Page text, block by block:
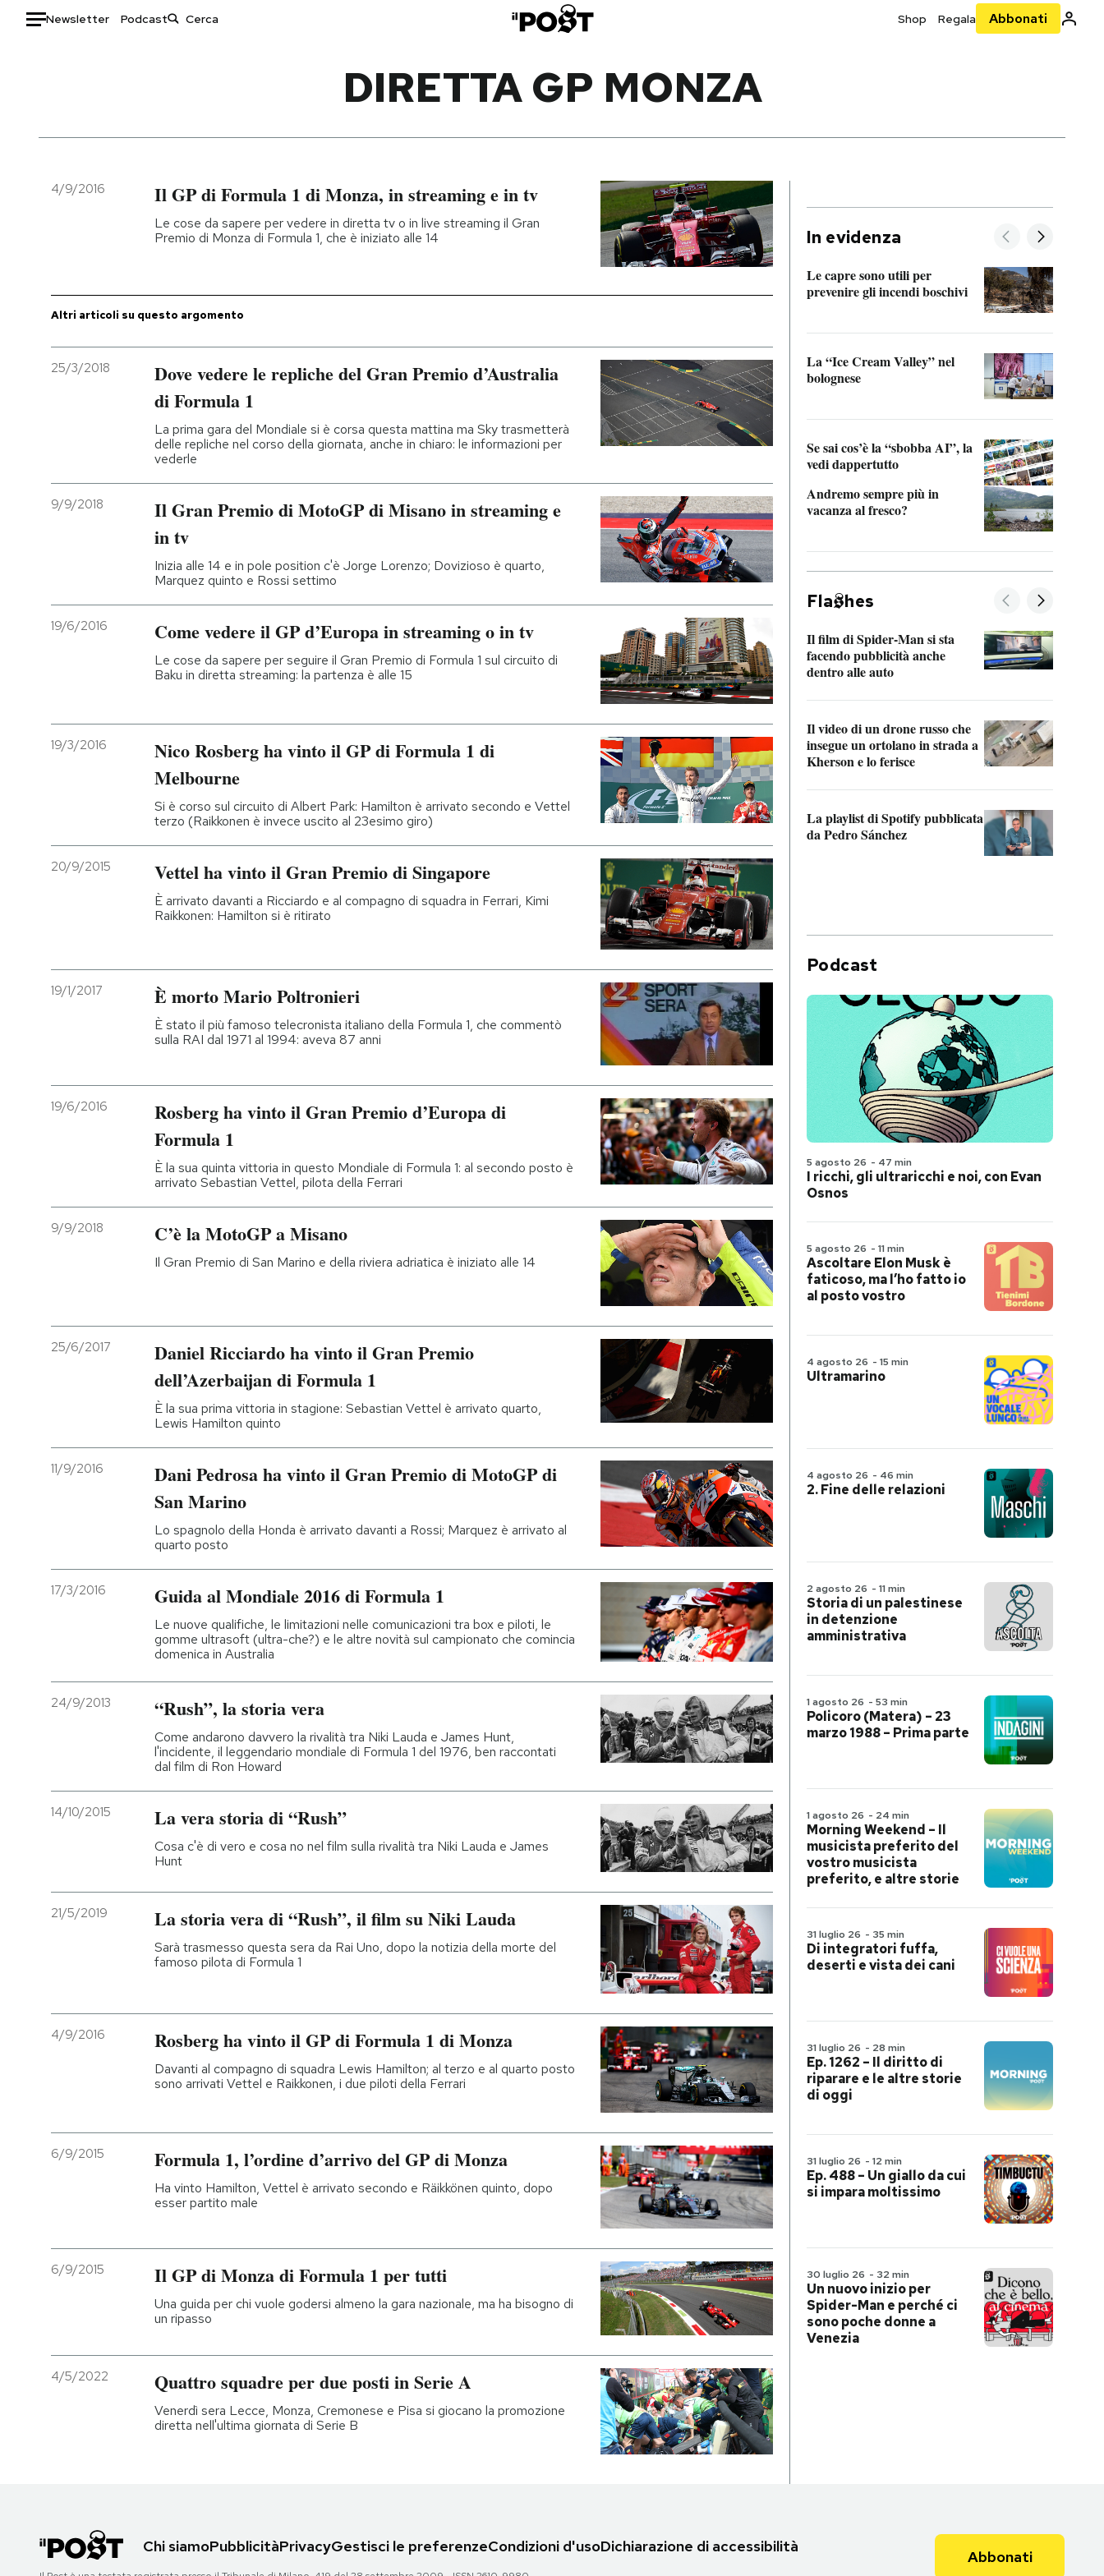
Newsletter Podcast Shop Regala Abbonati
Italia
Politica
Moda
Ok Boomer!
I MIEI PREFERITI
AREA PERSONALE
DIRETTA GP MONZA
4/9/2016 Il GP di Formula 1 di Monza, in streaming e in tv
Le cose da sapere per vedere in diretta tv o in live streaming il Gran
Premio di Monza di Formula 1, che è iniziato alle 14
Altri articoli su questo argomento
25/3/2018
Dove vedere le repliche del Gran Premio d’Australia
di Formula 1
La prima gara del Mondiale si è corsa questa mattina ma Sky trasmetterà
delle repliche nel corso della giornata, anche in chiaro: le informazioni per
vederle
9/9/2018
Il Gran Premio di MotoGP di Misano in streaming e
in tv
Inizia alle 14 e in pole position c'è Jorge Lorenzo; Dovizioso è quarto,
Marquez quinto e Rossi settimo
19/6/2016 Come vedere il GP d’Europa in streaming o in tv
Le cose da sapere per seguire il Gran Premio di Formula 1 sul circuito di
Baku in diretta streaming: la partenza è alle 15
19/3/2016
Nico Rosberg ha vinto il GP di Formula 1 di
Melbourne
Si è corso sul circuito di Albert Park: Hamilton è arrivato secondo e Vettel
terzo (Raikkonen è invece uscito al 23esimo giro)
20/9/2015 Vettel ha vinto il Gran Premio di Singapore
È arrivato davanti a Ricciardo e al compagno di squadra in Ferrari, Kimi
Raikkonen: Hamilton si è ritirato
19/1/2017 È morto Mario Poltronieri
È stato il più famoso telecronista italiano della Formula 1, che commentò
sulla RAI dal 1971 al 1994: aveva 87 anni
19/6/2016
Rosberg ha vinto il Gran Premio d’Europa di
Formula 1
È la sua quinta vittoria in questo Mondiale di Formula 1: al secondo posto è
arrivato Sebastian Vettel, pilota della Ferrari
9/9/2018 C’è la MotoGP a Misano
Il Gran Premio di San Marino e della riviera adriatica è iniziato alle 14
25/6/2017
Daniel Ricciardo ha vinto il Gran Premio
dell’Azerbaijan di Formula 1
È la sua prima vittoria in stagione: Sebastian Vettel è arrivato quarto,
Lewis Hamilton quinto
11/9/2016
Dani Pedrosa ha vinto il Gran Premio di MotoGP di
San Marino
Lo spagnolo della Honda è arrivato davanti a Rossi; Marquez è arrivato al
quarto posto
17/3/2016 Guida al Mondiale 2016 di Formula 1
Le nuove qualifiche, le limitazioni nelle comunicazioni tra box e piloti, le
gomme ultrasoft (ultra-che?) e le altre novità sul campionato che comincia
domenica in Australia
24/9/2013 “Rush”, la storia vera
Come andarono davvero la rivalità tra Niki Lauda e James Hunt,
l'incidente, il leggendario mondiale di Formula 1 del 1976, ben raccontati
dal film di Ron Howard
14/10/2015 La vera storia di “Rush”
Cosa c'è di vero e cosa no nel film sulla rivalità tra Niki Lauda e James
Hunt
21/5/2019 La storia vera di “Rush”, il film su Niki Lauda
Sarà trasmesso questa sera da Rai Uno, dopo la notizia della morte del
famoso pilota di Formula 1
4/9/2016 Rosberg ha vinto il GP di Formula 1 di Monza
Davanti al compagno di squadra Lewis Hamilton; al terzo e al quarto posto
sono arrivati Vettel e Raikkonen, i due piloti della Ferrari
6/9/2015 Formula 1, l’ordine d’arrivo del GP di Monza
Ha vinto Hamilton, Vettel è arrivato secondo e Räikkönen quinto, dopo
esser partito male
6/9/2015 Il GP di Monza di Formula 1 per tutti
Una guida per chi vuole godersi almeno la gara nazionale, ma ha bisogno di
un ripasso
4/5/2022 Quattro squadre per due posti in Serie A
Venerdì sera Lecce, Monza, Cremonese e Pisa si giocano la promozione
diretta nell'ultima giornata di Serie B
In evidenza
Le capre sono utili per
prevenire gli incendi boschivi
La “Ice Cream Valley” nel
bolognese
Se sai cos’è la “sbobba AI”, la
vedi dappertutto
Andremo sempre più in
vacanza al fresco?
Fla hes
Il film di Spider-Man si sta
facendo pubblicità anche
dentro alle auto
Il video di un drone russo che
insegue un ortolano in strada a
Kherson e lo ferisce
La playlist di Spotify pubblicata
da Pedro Sánchez
Podcast
5 agosto 26 - 47 min
I ricchi, gli ultraricchi e noi, con Evan
Osnos
5 agosto 26 - 11 min
Ascoltare Elon Musk è
faticoso, ma l’ho fatto io
al posto vostro
4 agosto 26 - 15 min
Ultramarino
4 agosto 26 - 46 min
2. Fine delle relazioni
2 agosto 26 - 11 min
Storia di un palestinese
in detenzione
amministrativa
1 agosto 26 - 53 min
Policoro (Matera) – 23
marzo 1988 – Prima parte
1 agosto 26 - 24 min
Morning Weekend – Il
musicista preferito del
vostro musicista
preferito, e altre storie
31 luglio 26 - 35 min
Di integratori fuffa,
deserti e vista dei cani
31 luglio 26 - 28 min
Ep. 1262 – Il diritto di
riparare e le altre storie
di oggi
31 luglio 26 - 12 min
Ep. 488 – Un giallo da cui
si impara moltissimo
30 luglio 26 - 32 min
Un nuovo inizio per
Spider-Man e perché ci
sono poche donne a
Venezia
Chi siamoPubblicitàPrivacyGestisci le preferenzeCondizioni d'usoDichiarazione di accessibilità
Abbonati